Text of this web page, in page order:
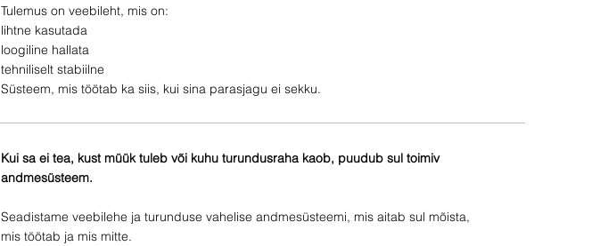
Tulemus on veebileht, mis on:
lihtne kasutada
loogiline hallata
tehniliselt stabiilne
Süsteem, mis töötab ka siis, kui sina parasjagu ei sekku.
Kui sa ei tea, kust müük tuleb või kuhu turundusraha kaob, puudub sul toimiv
andmesüsteem.
Seadistame veebilehe ja turunduse vahelise andmesüsteemi, mis aitab sul mõista,
mis töötab ja mis mitte.